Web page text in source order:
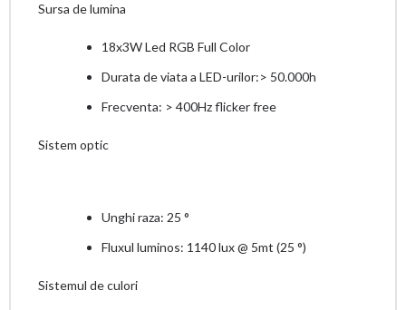
Sursa de lumina
18x3W Led RGB Full Color
Durata de viata a LED-urilor:> 50.000h
Frecventa: > 400Hz flicker free
Sistem optic
Unghi raza: 25 °
Fluxul luminos: 1140 lux @ 5mt (25 °)
Sistemul de culori